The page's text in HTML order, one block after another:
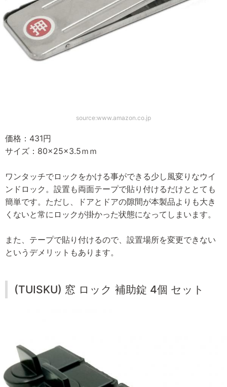
source:www.amazon.co.jp
価格：431円
サイズ：80×25×3.5ｍｍ
ワンタッチでロックをかける事ができる少し風変りなウイ
ンドロック。設置も両面テープで貼り付けるだけととても
簡単です。ただし、ドアとドアの隙間が本製品よりも大き
くないと常にロックが掛かった状態になってしまいます。
また、テープで貼り付けるので、設置場所を変更できない
というデメリットもあります。
(TUISKU) 窓 ロック 補助錠 4個 セット